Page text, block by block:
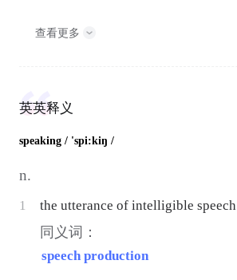
查看更多
英英释义
speaking / 'spi:kiŋ /
n.
1 the utterance of intelligible speech
同义词：
speech production